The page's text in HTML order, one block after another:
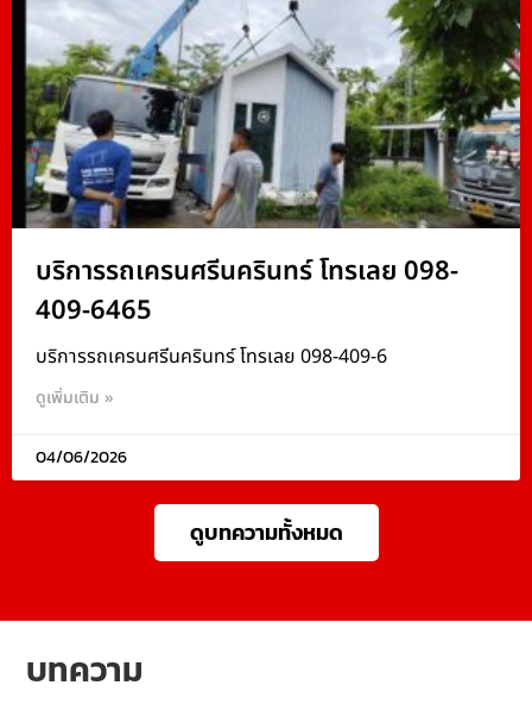
บริการรถเครนศรีนครินทร์ โทรเลย 098-
409-6465
บริการรถเครนศรีนครินทร์ โทรเลย 098-409-6
ดูเพิ่มเติม »
04/06/2026
ดูบทความทั้งหมด
บทความ